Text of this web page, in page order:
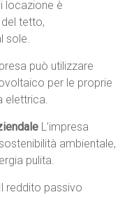
locazione è
tetto,
sole.
può utilizzare
per le proprie
elettrica.
L’impresa
ambientale,
pulita.
Il reddito passivo